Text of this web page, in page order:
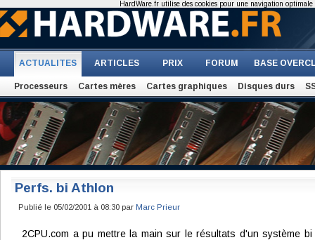
ACTUALITES ARTICLES PRIX FORUM BASE
Processeurs Cartes mères Cartes graphiques Disques durs
Perfs. bi Athlon
Publié le 05/02/2001 à 08:30 par Marc Prieur
2CPU.com a pu mettre la main sur le résultats d'un système
HardWare.fr utilise des cookies pour une navigation